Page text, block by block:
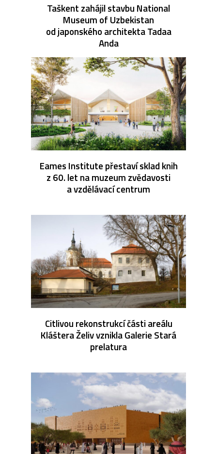
Taškent zahájil stavbu National
Museum of Uzbekistan
od japonského architekta Tadaa
Anda
Eames Institute přestaví sklad knih
z 60. let na muzeum zvědavosti
a vzdělávací centrum
Citlivou rekonstrukcí části areálu
Kláštera Želiv vznikla Galerie Stará
prelatura